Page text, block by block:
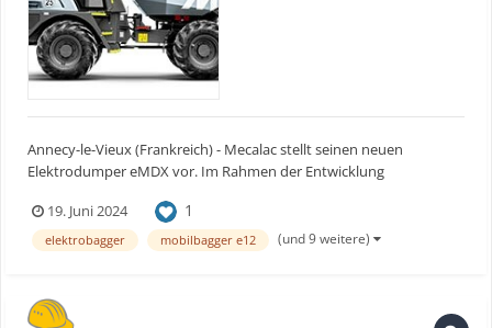
Annecy-le-Vieux (Frankreich) - Mecalac stellt seinen neuen
Elektrodumper eMDX vor. Im Rahmen der Entwicklung
elektrische 6-Tonnen-Dumper der Welt (lt. Angabe des Herstellers).
Diese Innovation stellt einen großen Fortschritt in der
19. Juni 2024 1
elektrobagger mobilbagger e12 (und 9 weitere)